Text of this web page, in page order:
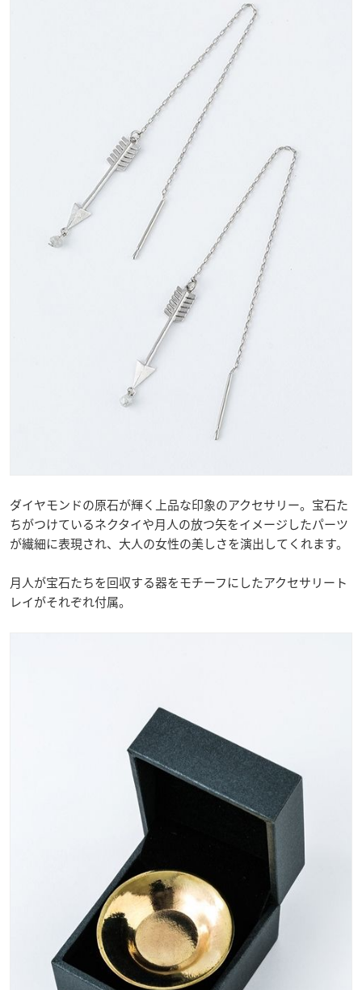
ダイヤモンドの原石が輝く上品な印象のアクセサリー。宝石た
ちがつけているネクタイや月人の放つ矢をイメージしたパーツ
が繊細に表現され、大人の女性の美しさを演出してくれます。
月人が宝石たちを回収する器をモチーフにしたアクセサリート
レイがそれぞれ付属。